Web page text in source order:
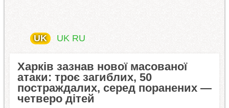
UK UK RU
Харків зазнав нової масованої
атаки: троє загиблих, 50
постраждалих, серед поранених —
четверо дітей